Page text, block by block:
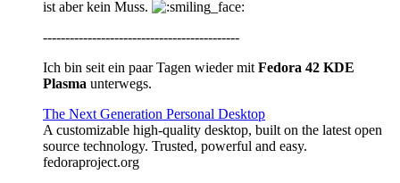
ist aber kein Muss.
--------------------------------------------
Ich bin seit ein paar Tagen wieder mit Fedora 42 KDE
Plasma unterwegs.
The Next Generation Personal Desktop
A customizable high-quality desktop, built on the latest open
source technology. Trusted, powerful and easy.
fedoraproject.org